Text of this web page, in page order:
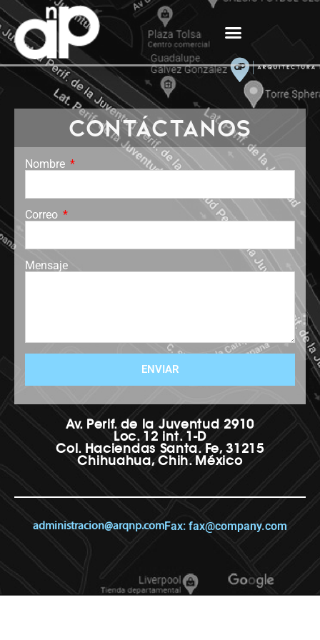
CONTÁCTANOS
Nombre
Correo
Mensaje
ENVIAR
Av. Perif. de la Juventud 2910
Loc. 12 int. 1-D
Col. Haciendas Santa. Fe, 31215
Chihuahua, Chih. México
administracion@arqnp.comFax: fax@company.com